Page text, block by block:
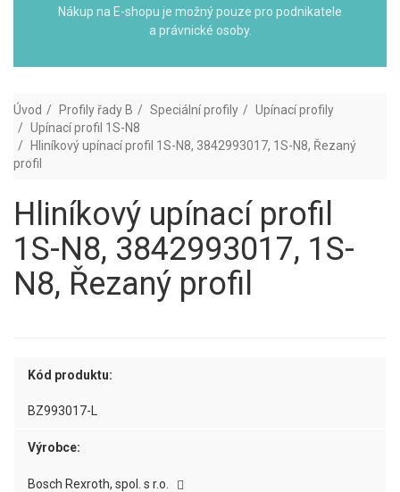
Nákup na E-shopu je možný pouze pro podnikatele
a právnické osoby.
Úvod Profily řady B Speciální profily
Upínací profily
Upínací profil 1S-N8
Hliníkový upínací profil 1S-N8, 3842993017, 1S-N8, Řezaný
profil
Hliníkový upínací profil
1S-N8, 3842993017, 1S-
N8, Řezaný profil
Kód produktu:
BZ993017-L
Výrobce:
Bosch Rexroth, spol. s r.o.